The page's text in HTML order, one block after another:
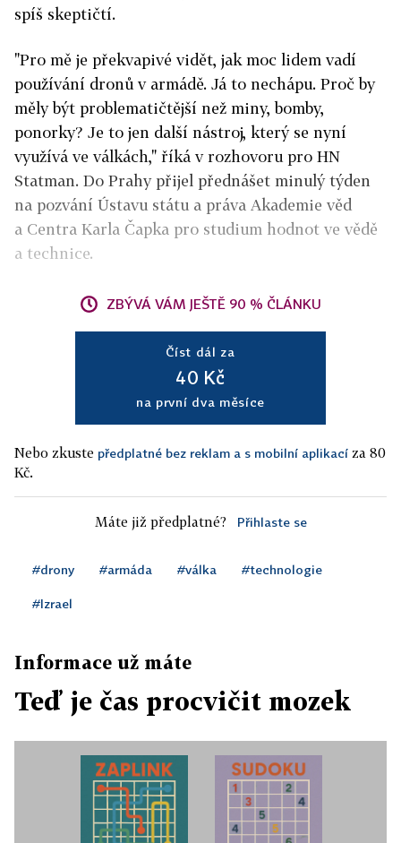
spíš skeptičtí.
"Pro mě je překvapivé vidět, jak moc lidem vadí
používání dronů v armádě. Já to nechápu. Proč by
měly být problematičtější než miny, bomby,
ponorky? Je to jen další nástroj, který se nyní
využívá ve válkách," říká v rozhovoru pro HN
Statman. Do Prahy přijel přednášet minulý týden
na pozvání Ústavu státu a práva Akademie věd
a Centra Karla Čapka pro studium hodnot ve vědě
a technice.
ZBÝVÁ VÁM JEŠTĚ 90 % ČLÁNKU
Číst dál za
40 Kč
na první dva měsíce
Nebo zkuste předplatné bez reklam a s mobilní aplikací za 80
Kč.
Máte již předplatné? Přihlaste se
#drony #armáda #válka #technologie
#Izrael
Informace už máte
Teď je čas procvičit mozek